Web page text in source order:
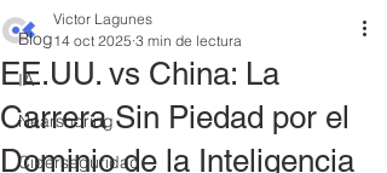
Blog
IA
Nearshoring
Ciberseguridad
EE.UU. vs China: La
Carrera Sin Piedad por el
Dominio de la Inteligencia
Victor Lagunes
14 oct 2025 3 min de lectura